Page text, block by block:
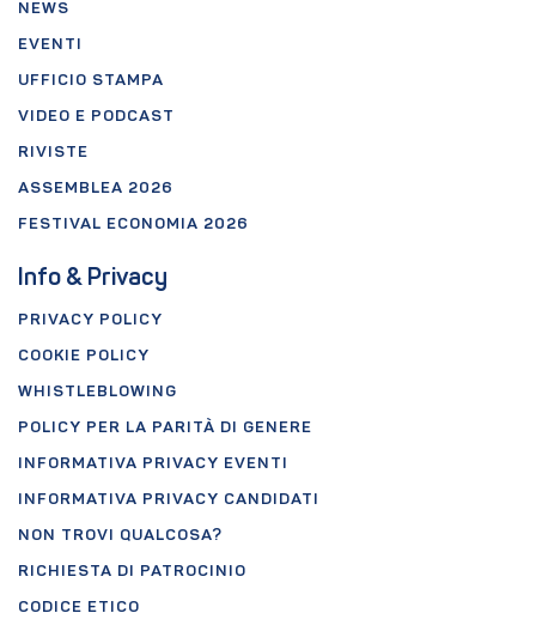
NEWS
EVENTI
UFFICIO STAMPA
VIDEO E PODCAST
RIVISTE
ASSEMBLEA 2026
FESTIVAL ECONOMIA 2026
Info & Privacy
PRIVACY POLICY
COOKIE POLICY
WHISTLEBLOWING
POLICY PER LA PARITÀ DI GENERE
INFORMATIVA PRIVACY EVENTI
INFORMATIVA PRIVACY CANDIDATI
NON TROVI QUALCOSA?
RICHIESTA DI PATROCINIO
CODICE ETICO